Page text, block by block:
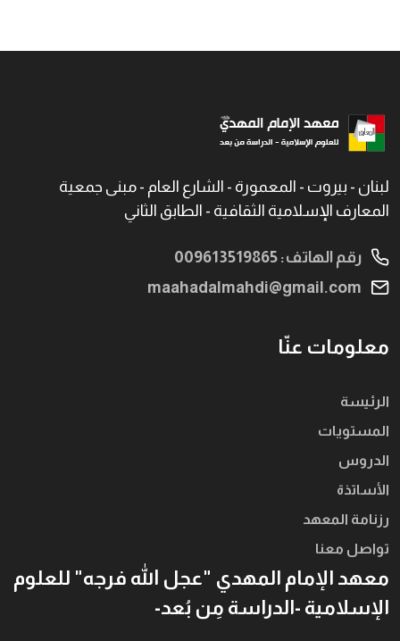
لبنان - بيروت - المعمورة - الشارع العام - مبنى جمعية
المعارف الإسلامية الثقافية - الطابق الثاني
رقم الهاتف: 009613519865
maahadalmahdi@gmail.com
معلومات عنّا
الرئيسة
المستويات
الدروس
الأساتذة
رزنامة المعهد
تواصل معنا
معهد الإمام المهدي "عجل الله فرجه" للعلوم
الإسلامية -الدراسة مِن بُعد-